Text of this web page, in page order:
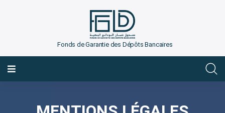
Fonds de Garantie des Dépôts Bancaires